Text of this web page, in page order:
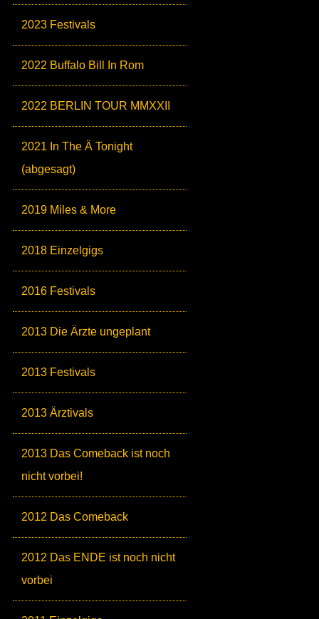
2023 Festivals
2022 Buffalo Bill In Rom
2022 BERLIN TOUR MMXXII
2021 In The Ä Tonight
(abgesagt)
2019 Miles & More
2018 Einzelgigs
2016 Festivals
2013 Die Ärzte ungeplant
2013 Festivals
2013 Ärztivals
2013 Das Comeback ist noch
nicht vorbei!
2012 Das Comeback
2012 Das ENDE ist noch nicht
vorbei